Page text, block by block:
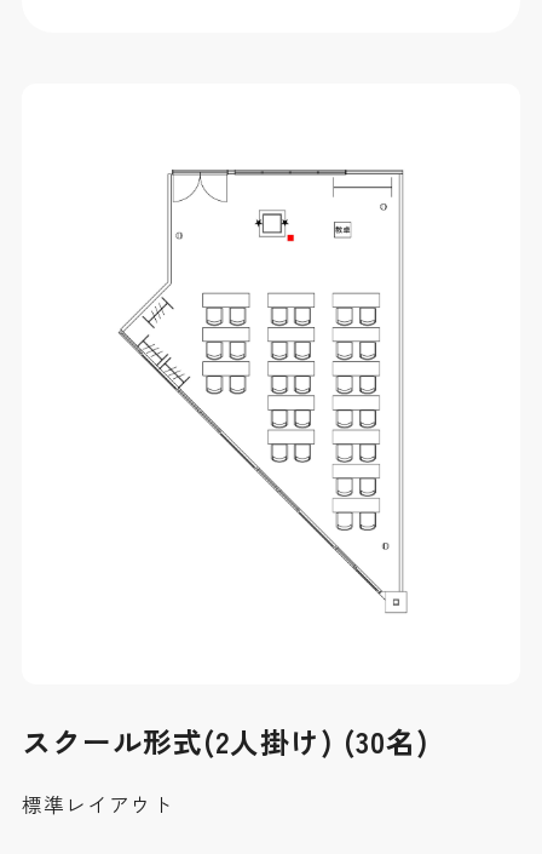
スクール形式(2人掛け) (30名)
標準レイアウト